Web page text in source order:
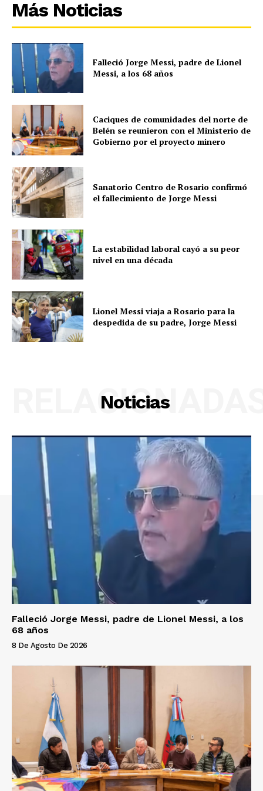
Más Noticias
Falleció Jorge Messi, padre de Lionel
Messi, a los 68 años
Caciques de comunidades del norte de
Belén se reunieron con el Ministerio de
Gobierno por el proyecto minero
Sanatorio Centro de Rosario confirmó
el fallecimiento de Jorge Messi
La estabilidad laboral cayó a su peor
nivel en una década
Lionel Messi viaja a Rosario para la
despedida de su padre, Jorge Messi
Noticias
Falleció Jorge Messi, padre de Lionel Messi, a los
68 años
8 De Agosto De 2026